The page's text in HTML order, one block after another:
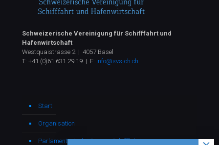
Schweizerische Vereinigung für Schifffahrt und
Hafenwirtschaft
Westquaistrasse 2 | 4057 Basel
T: +41 (0)61 631 29 19 | E: info@svs-ch.ch
Start
Organisation
Parlamentarische Gruppe Schifffahrt